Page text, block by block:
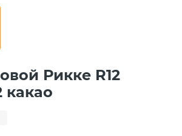
Рикке R12
какао